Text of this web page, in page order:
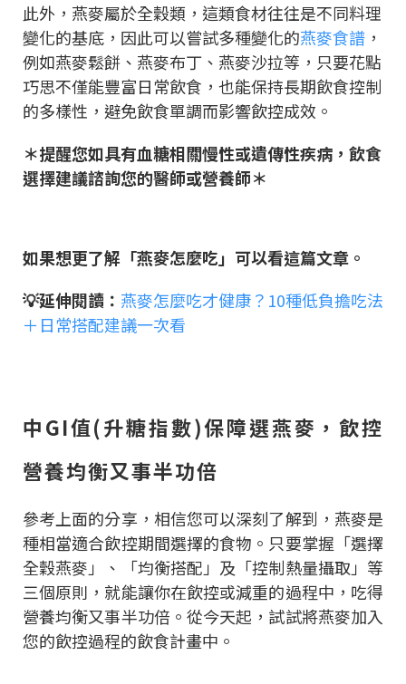
此外，燕麥屬於全穀類，這類食材往往是不同料理
變化的基底，因此可以嘗試多種變化的燕麥食譜 ，
例如燕麥鬆餅、燕麥布丁、燕麥沙拉等，只要花點
巧思不僅能豐富日常飲食，也能保持長期飲食控制
的多樣性，避免飲食單調而影響飲控成效。
＊提醒您如具有血糖相關慢性或遺傳性疾病，飲食
選擇建議諮詢您的醫師或營養師＊
如果想更了解「燕麥怎麼吃」可以看這篇文章。
💡延伸閱讀： 燕麥怎麼吃才健康？10種低負擔吃法
＋日常搭配建議一次看
中GI值(升糖指數)保障選燕麥，飲控
營養均衡又事半功倍
參考上面的分享，相信您可以深刻了解到，燕麥是
種相當適合飲控期間選擇的食物。只要掌握「選擇
全穀燕麥」、「均衡搭配」及「控制熱量攝取」等
三個原則，就能讓你在飲控或減重的過程中，吃得
營養均衡又事半功倍。從今天起，試試將燕麥加入
您的飲控過程的飲食計畫中。